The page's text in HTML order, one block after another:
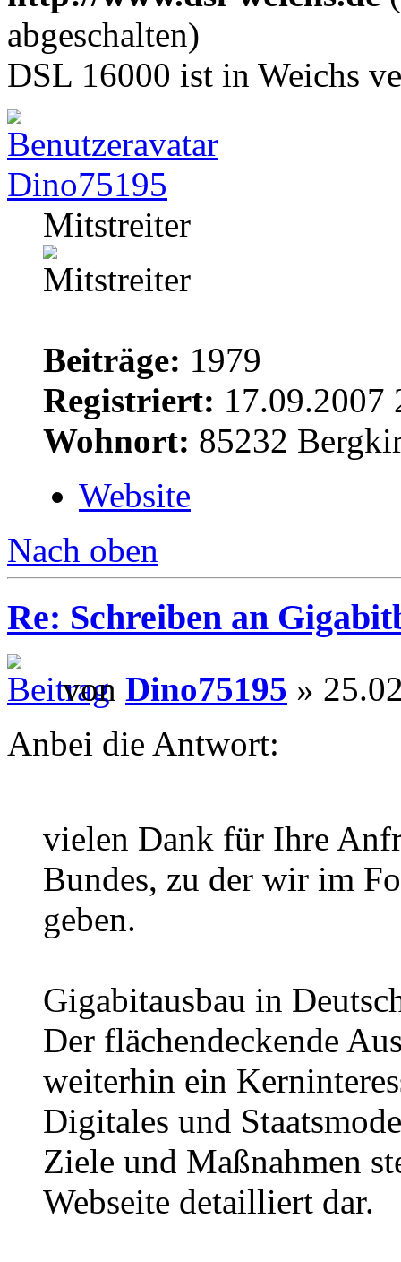
abgeschalten)
DSL 16000 ist in Weichs
Dino75195
Mitstreiter
Beiträge: 1979
Registriert: 17.09.2007
Wohnort: 85232
Website
Nach oben
Re: Schreiben an
von Dino75195 »
Anbei die Antwort:
vielen Dank für Ihre
Bundes, zu der wir im
geben.
Gigabitausbau in
Der flächendeckende
weiterhin ein
Digitales und
Ziele und Maßnahmen
Webseite detailliert dar.